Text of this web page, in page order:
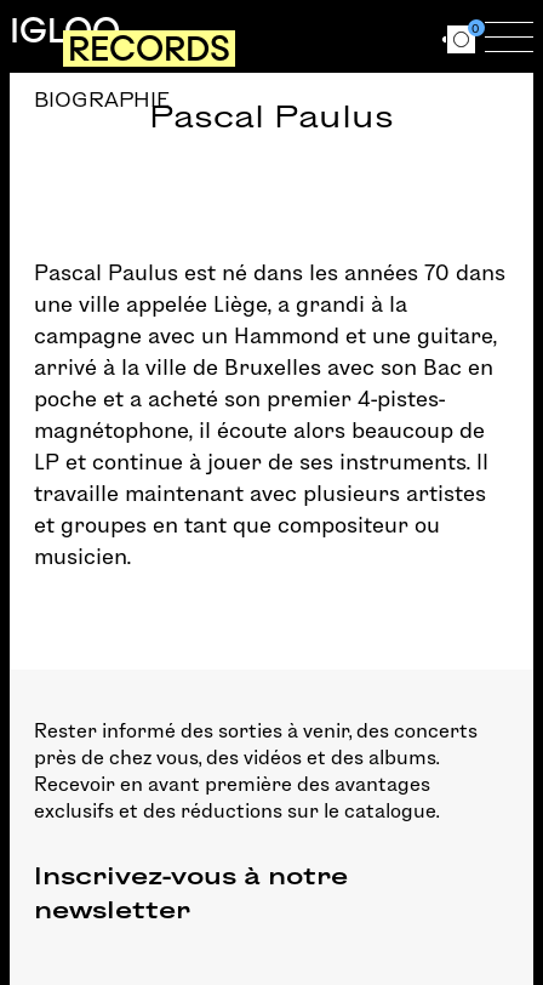
Aller au contenu principal
IGLOORECORDS Ouvrir le
0
Pascal Paulus
BIOGRAPHIE
Pascal Paulus est né dans les années 70 dans
une ville appelée Liège, a grandi à la
campagne avec un Hammond et une guitare,
arrivé à la ville de Bruxelles avec son Bac en
poche et a acheté son premier 4-pistes-
magnétophone, il écoute alors beaucoup de
LP et continue à jouer de ses instruments. Il
travaille maintenant avec plusieurs artistes
et groupes en tant que compositeur ou
musicien.
Rester informé des sorties à venir, des concerts
près de chez vous, des vidéos et des albums.
Recevoir en avant première des avantages
exclusifs et des réductions sur le catalogue.
Inscrivez-vous à notre
newsletter